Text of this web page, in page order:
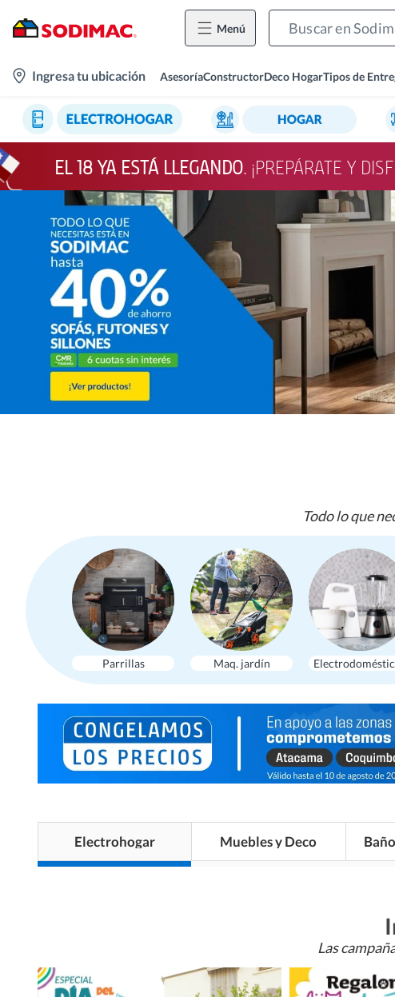
Menú
location-
Ingresa tu ubicación AsesoríaConstructorDeco HogarTipos de
EL 18 YA ESTÁ LLEGANDO. ¡PREPÁRATE Y
Todo lo que
Parrillas Maq. jardín
Electrohogar Muebles y Deco
Las